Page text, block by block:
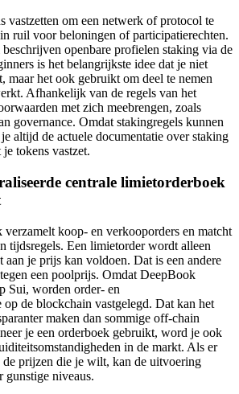
vastzetten om een netwerk of protocol te
ruil voor beloningen of participatierechten.
openbare profielen staking via de
is het belangrijkste idee dat je niet
maar het ook gebruikt om deel te nemen
Afhankelijk van de regels van het
met zich meebrengen, zoals
governance. Omdat stakingregels kunnen
altijd de actuele documentatie over staking
tokens vastzet.
centrale limietorderboek
verzamelt koop- en verkooporders en matcht
tijdsregels. Een limietorder wordt alleen
aan je prijs kan voldoen. Dat is een andere
een poolprijs. Omdat DeepBook
Sui, worden order- en
de blockchain vastgelegd. Dat kan het
maken dan sommige off-chain
je een orderboek gebruikt, word je ook
in de markt. Als er
de prijzen die je wilt, kan de uitvoering
gunstige niveaus.